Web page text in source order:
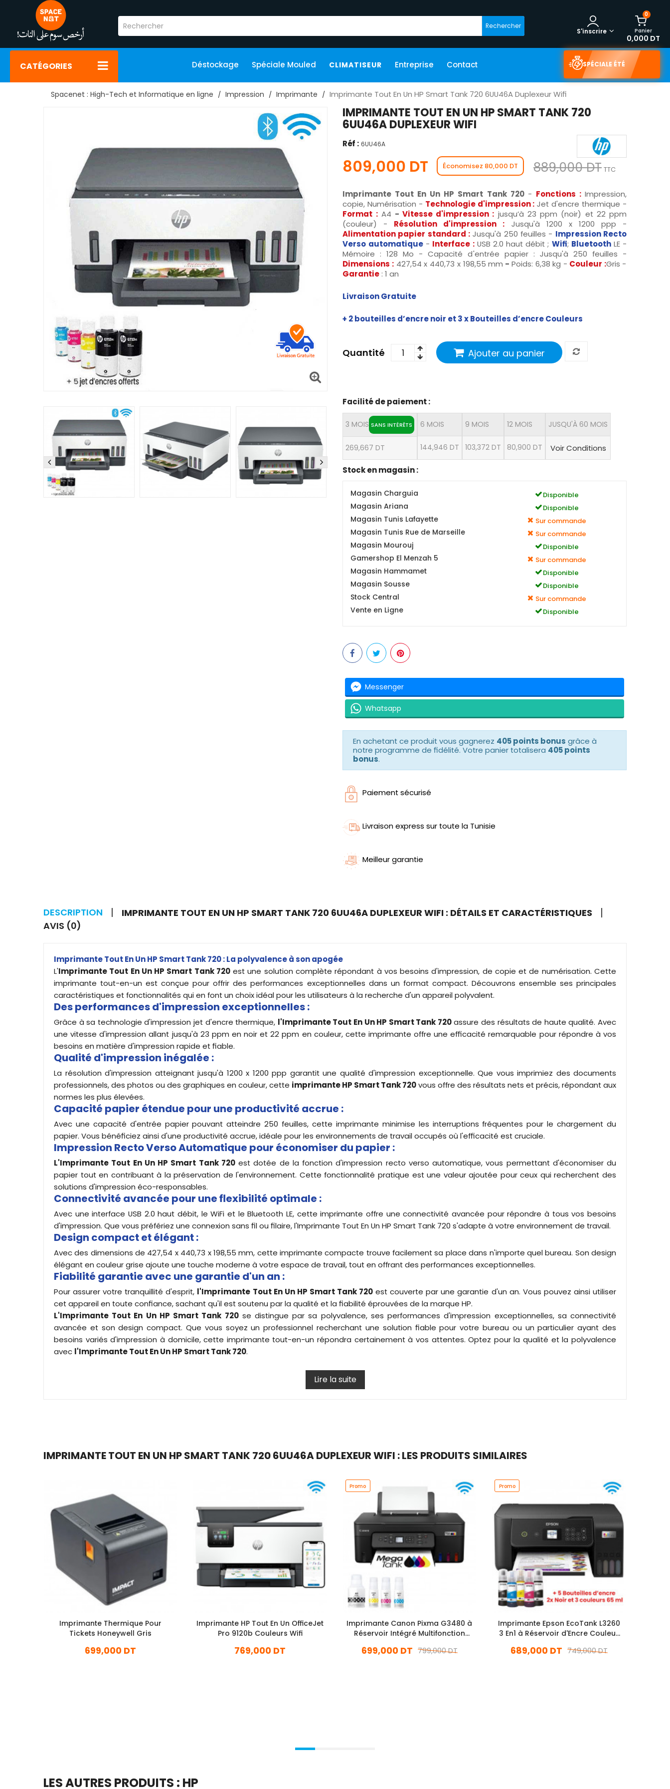
Rechercher
0
Panier
0,000 DT
S'inscrire
CATÉGORIES Déstockage Spéciale Mouled CLIMATISEUR Entreprise Contact SPÉCIALE ÉTÉ
Spacenet : High-Tech et Informatique en ligne Impression Imprimante Imprimante Tout En Un HP Smart Tank 720 6UU46A Duplexeur Wifi
IMPRIMANTE TOUT EN UN HP SMART TANK 720
6UU46A DUPLEXEUR WIFI
Réf : 6UU46A
809,000 DT Économisez 80,000 DT 889,000 DT TTC
Imprimante Tout En Un HP Smart Tank 720 - Fonctions : Impression,
copie, Numérisation - Technologie d'impression : Jet d'encre thermique -
Format : A4 - Vitesse d'impression : jusqu’à 23 ppm (noir) et 22 ppm
(couleur) - Résolution d'impression : Jusqu'à 1200 x 1200 ppp -
Alimentation papier standard : Jusqu'à 250 feuilles - Impression Recto
Verso automatique - Interface :USB 2.0 haut débit ; Wifi; BluetoothLE -
Mémoire : 128 Mo - Capacité d'entrée papier : Jusqu'à 250 feuilles -
Dimensions :427,54 x 440,73 x 198,55 mm - Poids: 6,38 kg - Couleur :Gris -
Garantie : 1 an
Livraison Gratuite
+ 2 bouteilles d’encre noir et 3 x Bouteilles d’encre Couleurs
Quantité Ajouter au panier
Facilité de paiement :
3 MOIS SANS INTÉRÊTS
269,667 DT
6 MOIS
144,946 DT
9 MOIS
103,372 DT
12 MOIS
80,900 DT
JUSQU'À 60 MOIS
Voir Conditions
Stock en magasin :
Magasin Charguia Disponible
Magasin Ariana Disponible
Magasin Tunis Lafayette Sur commande
Magasin Tunis Rue de Marseille Sur commande
Magasin Mourouj Disponible
Gamershop El Menzah 5 Sur commande
Magasin Hammamet Disponible
Magasin Sousse Disponible
Stock Central Sur commande
Vente en Ligne Disponible
Messenger
Whatsapp
En achetant ce produit vous gagnerez 405 points bonus grâce à
notre programme de fidélité. Votre panier totalisera 405 points
bonus.
Paiement sécurisé
Livraison express sur toute la Tunisie
Meilleur garantie
DESCRIPTION
IMPRIMANTE TOUT EN UN HP SMART TANK 720 6UU46A DUPLEXEUR WIFI : DÉTAILS ET CARACTÉRISTIQUES
AVIS (0)
Imprimante Tout En Un HP Smart Tank 720 : La polyvalence à son apogée
L'Imprimante Tout En Un HP Smart Tank 720est une solution complète répondant à vos besoins d'impression, de copie et de numérisation. Cette
imprimante tout-en-un est conçue pour offrir des performances exceptionnelles dans un format compact. Découvrons ensemble ses principales
caractéristiques et fonctionnalités qui en font un choix idéal pour les utilisateurs à la recherche d'un appareil polyvalent.
Des performances d'impression exceptionnelles :
Grâce à sa technologie d'impression jet d'encre thermique, l'Imprimante Tout En Un HP Smart Tank 720assure des résultats de haute qualité. Avec
une vitesse d'impression allant jusqu'à 23 ppm en noir et 22 ppm en couleur, cette imprimante offre une efficacité remarquable pour répondre à vos
besoins en matière d'impression rapide et fiable.
Qualité d'impression inégalée :
La résolution d'impression atteignant jusqu'à 1200 x 1200 ppp garantit une qualité d'impression exceptionnelle. Que vous imprimiez des documents
professionnels, des photos ou des graphiques en couleur, cette imprimante HP Smart Tank 720vous offre des résultats nets et précis, répondant aux
normes les plus élevées.
Capacité papier étendue pour une productivité accrue :
Avec une capacité d'entrée papier pouvant atteindre 250 feuilles, cette imprimante minimise les interruptions fréquentes pour le chargement du
papier. Vous bénéficiez ainsi d'une productivité accrue, idéale pour les environnements de travail occupés où l'efficacité est cruciale.
Impression Recto Verso Automatique pour économiser du papier :
L'Imprimante Tout En Un HP Smart Tank 720est dotée de la fonction d'impression recto verso automatique, vous permettant d'économiser du
papier tout en contribuant à la préservation de l'environnement. Cette fonctionnalité pratique est une valeur ajoutée pour ceux qui recherchent des
solutions d'impression éco-responsables.
Connectivité avancée pour une flexibilité optimale :
Avec une interface USB 2.0 haut débit, le WiFi et le Bluetooth LE, cette imprimante offre une connectivité avancée pour répondre à tous vos besoins
d'impression. Que vous préfériez une connexion sans fil ou filaire, l'Imprimante Tout En Un HP Smart Tank 720 s'adapte à votre environnement de travail.
Design compact et élégant :
Avec des dimensions de 427,54 x 440,73 x 198,55 mm, cette imprimante compacte trouve facilement sa place dans n'importe quel bureau. Son design
élégant en couleur grise ajoute une touche moderne à votre espace de travail, tout en offrant des performances exceptionnelles.
Fiabilité garantie avec une garantie d'un an :
Pour assurer votre tranquillité d'esprit, l'Imprimante Tout En Un HP Smart Tank 720 est couverte par une garantie d'un an. Vous pouvez ainsi utiliser
cet appareil en toute confiance, sachant qu'il est soutenu par la qualité et la fiabilité éprouvées de la marque HP.
L'Imprimante Tout En Un HP Smart Tank 720se distingue par sa polyvalence, ses performances d'impression exceptionnelles, sa connectivité
avancée et son design compact. Que vous soyez un professionnel recherchant une solution fiable pour votre bureau ou un particulier ayant des
besoins variés d'impression à domicile, cette imprimante tout-en-un répondra certainement à vos attentes. Optez pour la qualité et la polyvalence
avec l'Imprimante Tout En Un HP Smart Tank 720.
Lire la suite
IMPRIMANTE TOUT EN UN HP SMART TANK 720 6UU46A DUPLEXEUR WIFI : LES PRODUITS SIMILAIRES
Imprimante Thermique Pour
Tickets Honeywell Gris
699,000 DT
Imprimante HP Tout En Un OfficeJet
Pro 9120b Couleurs Wifi
769,000 DT
Promo
Imprimante Canon Pixma G3480 à
Réservoir Intégré Multifonction
799,000 DT
699,000 DT
Promo
Imprimante Epson EcoTank L3260
3 En1 à Réservoir d'Encre Couleur
749,000 DT
689,000 DT
LES AUTRES PRODUITS : HP